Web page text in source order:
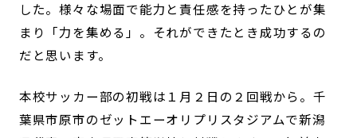
した。様々な場面で能力と責任感を持ったひとが集
まり「力を集める」。それができたとき成功するの
だと思います。
本校サッカー部の初戦は１月２日の２回戦から。千
葉県市原市のゼットエーオリプリスタジアムで新潟